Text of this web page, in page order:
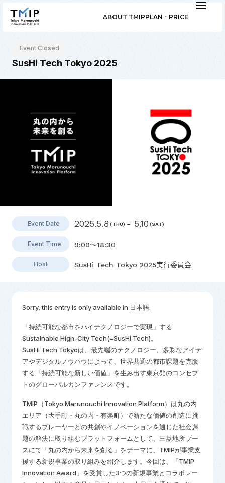
ABOUT TMIPPLAN ･ PRICE
Event Closed
SusHi Tech Tokyo 2025
Event Date 2025.5.8 (THU) - 5.10 (SAT)
Event Time 9:00～18:30
Host SusHi Tech Tokyo 2025実行委員会
Sorry, this entry is only available in 日本語.
「持続可能な都市をハイテクノロジーで実現」する
Sustainable High-City Tech(=SusHi Tech)。
SusHi Tech Tokyoは、最先端のテクノロジー、多彩なアイデ
アやデジタルノウハウによって、世界共通の都市課題を克服
する「持続可能な新しい価値」を生み出す東京発のコンセプ
トのグローバルカンファレンスです。
TMIP（Tokyo Marunouchi Innovation Platform）は丸の内
エリア（大手町・丸の内・有楽町）で新たな価値の創造に挑
戦するプレーヤーとの共創やイノベーションを通じた社会課
題の解決に取り組むプラットフォームとして、三菱地所ブー
スにて 「丸の内から未来を創る」をテーマに、TMIPが事業支
援する新規事業の取り組みを紹介します。今回は、「TMIP
Innovation Award」を受賞した3つの新規事業とコラボレー